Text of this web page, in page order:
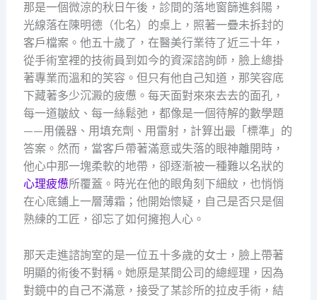
那是一個微涼的秋日午後，診間的落地窗篩進斜陽，
光線落在陳明德（化名）的桌上，照著一疊未拆封的
客戶檔案。他五十歲了，在醫美行業待了近三十年，
從手術室裡的技術員到如今的資深諮詢師，臉上總掛
著專業而溫和的笑容。但只有他自己知道，那笑容底
下藏著多少沉澱的疲憊。每天面對來來去去的面孔，
每一道皺紋、每一絲鬆弛，都像是一個待解的數學題
——用儀器、用填充劑、用雷射，計算出最「標準」的
答案。然而，當客戶帶著滿意或失落的眼神離開時，
他心中那一塊柔軟的地帶，卻逐漸被一種難以名狀的
心理疲憊所覆蓋。時光在他的眼角刻下細紋，也悄悄
在心底鋪上一層薄霜；他開始懷疑，自己是否只是個
熟練的工匠，卻忘了如何擁抱人心。
那天走進諮詢室的是一位五十多歲的女士，臉上帶著
明顯的術後不對稱。她原是某間公司的總經理，因為
對鏡中的自己不滿意，接受了某診所的拉皮手術，結